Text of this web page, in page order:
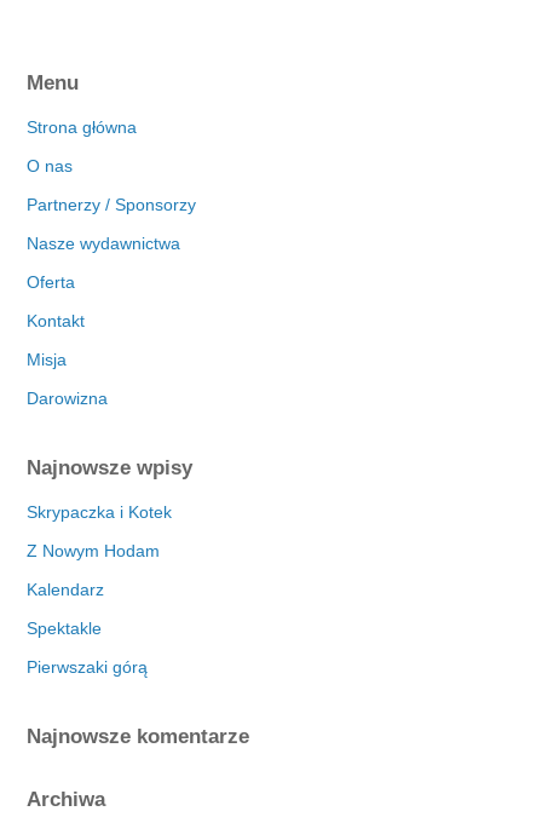
Menu
Strona główna
O nas
Partnerzy / Sponsorzy
Nasze wydawnictwa
Oferta
Kontakt
Misja
Darowizna
Najnowsze wpisy
Skrypaczka i Kotek
Z Nowym Hodam
Kalendarz
Spektakle
Pierwszaki górą
Najnowsze komentarze
Archiwa